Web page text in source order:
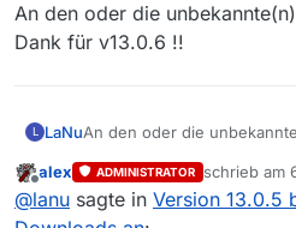
An den oder die
Dank für v13.0.6 !!
L LaNuAn den oder die
Offline
alex ADMINISTRATOR schrieb am
zuletzt
@lanu sagte in Version 13.0.5